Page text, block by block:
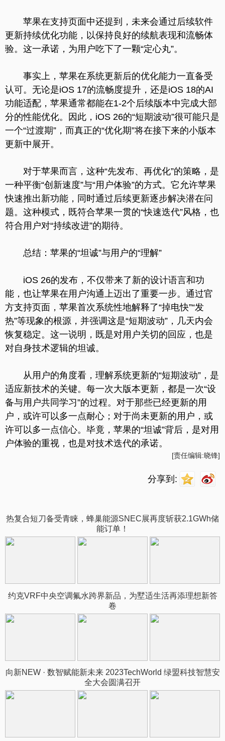
苹果在支持页面中还提到，未来会通过后续软件
更新持续优化功能，以保持良好的续航表现和流畅体
验。这一承诺，为用户吃下了一颗“定心丸”。
事实上，苹果在系统更新后的优化能力一直备受
认可。无论是iOS 17的流畅度提升，还是iOS 18的AI
功能适配，苹果通常都能在1-2个后续版本中完成大部
分的性能优化。因此，iOS 26的“短期波动”很可能只是
一个“过渡期”，而真正的“优化期”将在接下来的小版本
更新中展开。
对于苹果而言，这种“先发布、再优化”的策略，是
一种平衡“创新速度”与“用户体验”的方式。它允许苹果
快速推出新功能，同时通过后续更新逐步解决潜在问
题。这种模式，既符合苹果一贯的“快速迭代”风格，也
符合用户对“持续改进”的期待。
总结：苹果的“坦诚”与用户的“理解”
iOS 26的发布，不仅带来了新的设计语言和功
能，也让苹果在用户沟通上迈出了重要一步。通过官
方支持页面，苹果首次系统性地解释了“掉电快”“发
热”等现象的根源，并强调这是“短期波动”，几天内会
恢复稳定。这一说明，既是对用户关切的回应，也是
对自身技术逻辑的坦诚。
从用户的角度看，理解系统更新的“短期波动”，是
适应新技术的关键。每一次大版本更新，都是一次“设
备与用户共同学习”的过程。对于那些已经更新的用
户，或许可以多一点耐心；对于尚未更新的用户，或
许可以多一点信心。毕竟，苹果的“坦诚”背后，是对用
户体验的重视，也是对技术迭代的承诺。
[责任编辑:晓锋]
分享到:
热复合短刀备受青睐，蜂巢能源SNEC展再度斩获2.1GWh储
能订单！
约克VRF中央空调氟水跨界新品，为墅适生活再添理想新答
卷
向新NEW · 数智赋能新未来 2023TechWorld 绿盟科技智慧安
全大会圆满召开